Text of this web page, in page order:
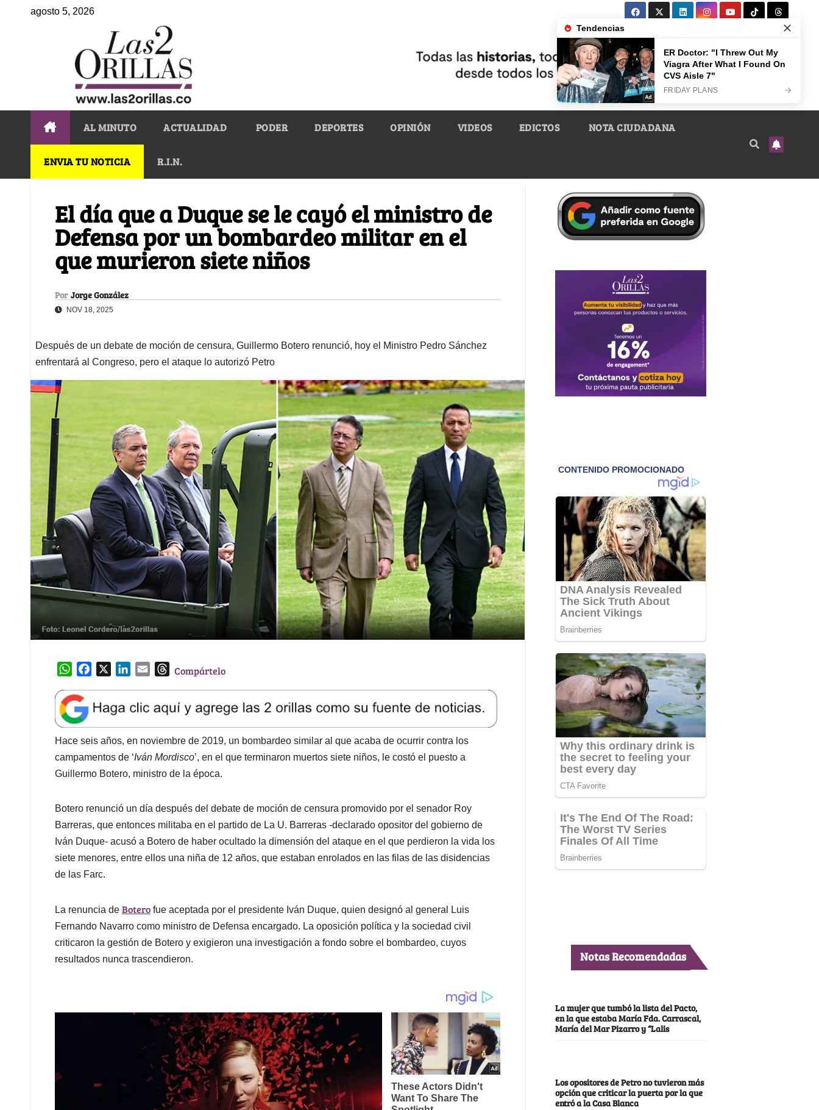
agosto 5, 2026
AL MINUTO ACTUALIDAD PODER DEPORTES OPINIÓN VIDEOS EDICTOS NOTA CIUDADANA
ENVIA TU NOTICIA R.I.N.
El día que a Duque se le cayó el ministro de
Defensa por un bombardeo militar en el
que murieron siete niños
Por Jorge González
NOV 18, 2025
Después de un debate de moción de censura, Guillermo Botero renunció, hoy el Ministro Pedro Sánchez
enfrentará al Congreso, pero el ataque lo autorizó Petro
W
a
t
s
A
p
p
e
b
o
o
k
k
e
d
I
n
l
T
e
a
d
s
Compártelo
Hace seis años, en noviembre de 2019, un bombardeo similar al que acaba de ocurrir contra los
campamentos de ‘Iván Mordisco’, en el que terminaron muertos siete niños, le costó el puesto a
Guillermo Botero, ministro de la época.
Botero renunció un día después del debate de moción de censura promovido por el senador Roy
Barreras, que entonces militaba en el partido de La U. Barreras -declarado opositor del gobierno de
Iván Duque- acusó a Botero de haber ocultado la dimensión del ataque en el que perdieron la vida los
siete menores, entre ellos una niña de 12 años, que estaban enrolados en las filas de las disidencias
de las Farc.
La renuncia de Botero fue aceptada por el presidente Iván Duque, quien designó al general Luis
Fernando Navarro como ministro de Defensa encargado. La oposición política y la sociedad civil
criticaron la gestión de Botero y exigieron una investigación a fondo sobre el bombardeo, cuyos
resultados nunca trascendieron.
Notas Recomendadas
La mujer que tumbó la lista del Pacto,
en la que estaba María Fda. Carrascal,
María del Mar Pizarro y “Lalis
Los opositores de Petro no tuvieron más
opción que criticar la puerta por la que
entró a la Casa Blanca